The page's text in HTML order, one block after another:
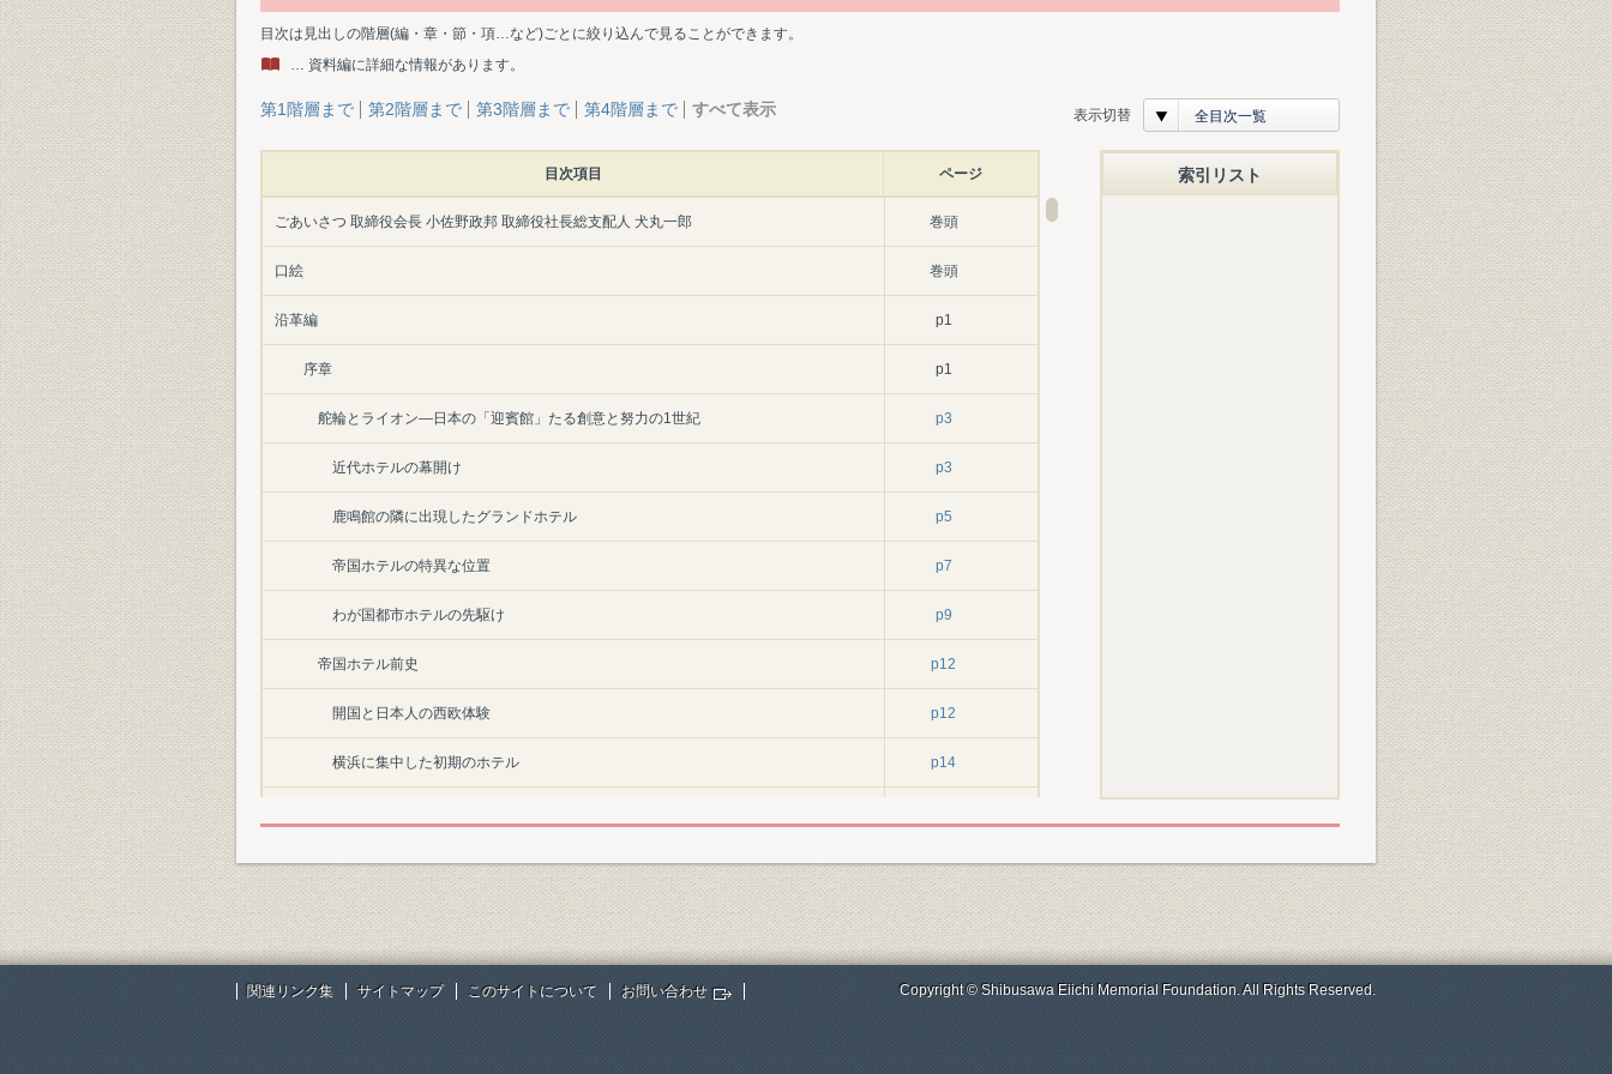
目次は見出しの階層(編・章・節・項…など)ごとに絞り込んで見ることができます。
… 資料編に詳細な情報があります。
第1階層まで 第2階層まで 第3階層まで 第4階層まで すべて表示 表示切替 全目次一覧
目次項目 ページ
ごあいさつ 取締役会長 小佐野政邦 取締役社長総支配人 犬丸一郎 巻頭
口絵 巻頭
沿革編 p1
序章 p1
舵輪とライオン―日本の「迎賓館」たる創意と努力の1世紀 p3
近代ホテルの幕開け p3
鹿鳴館の隣に出現したグランドホテル p5
帝国ホテルの特異な位置 p7
わが国都市ホテルの先駆け p9
帝国ホテル前史 p12
開国と日本人の西欧体験 p12
横浜に集中した初期のホテル p14
東京の居留地外における外国人止宿状況 p20
リゾート地のホテルとその他ホテル p24
マレーの『日本旅行案内』 p25
索引リスト
関連リンク集 サイトマップ このサイトについて お問い合わせ Copyright © Shibusawa Eiichi Memorial Foundation. All Rights Reserved.